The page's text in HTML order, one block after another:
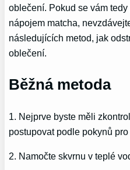
oblečení. Pokud se vám
nápojem matcha,
následujících metod, jak
oblečení.
Běžná metoda
1. Nejprve byste měli
postupovat podle pokynů
2. Namočte skvrnu v teplé